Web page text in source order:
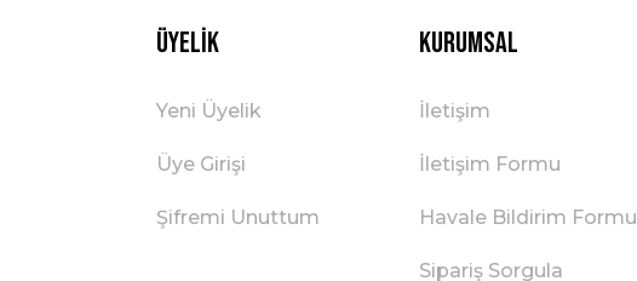
Üyelik
Yeni Üyelik
Üye Girişi
Şifremi Unuttum
Kurumsal
İletişim
İletişim Formu
Havale Bildirim Formu
Sipariş Sorgula